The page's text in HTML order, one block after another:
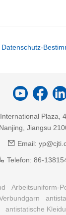
Datenschutz-
Plaza,
Jiangsu
Email:
Telefon: 86-
Arbeitsuniform-
antistatische